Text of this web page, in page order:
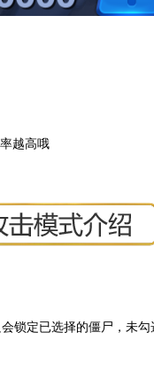
越高哦
锁定已选择的僵尸，未